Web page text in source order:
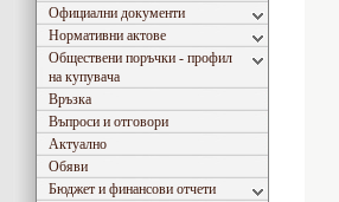
Официални документи
Нормативни актове
Обществени поръчки - профил
на купувача
Връзка
Въпроси и отговори
Актуално
Обяви
Бюджет и финансови отчети